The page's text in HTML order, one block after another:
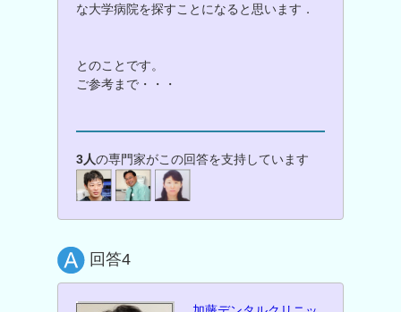
な大学病院を探すことになると思います．
とのことです。
ご参考まで・・・
3人の専門家がこの回答を支持しています
回答4